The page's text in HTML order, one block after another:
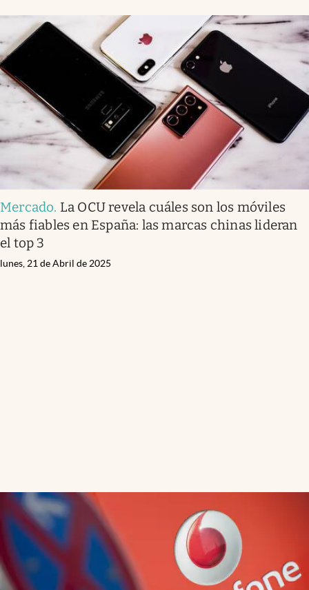
Mercado. La OCU revela cuáles son los móviles
más fiables en España: las marcas chinas lideran
el top 3
lunes, 21 de Abril de 2025